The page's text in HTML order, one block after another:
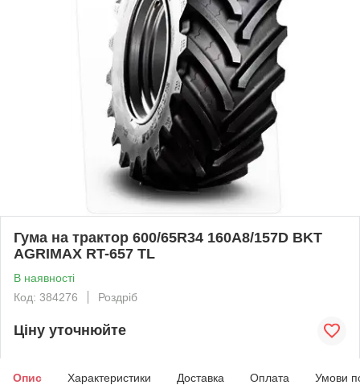
Гума на трактор 600/65R34 160A8/157D BKT
AGRIMAX RT-657 TL
В наявності
Код: 384276
Роздріб
Ціну уточнюйте
Опис Характеристики Доставка Оплата Умови